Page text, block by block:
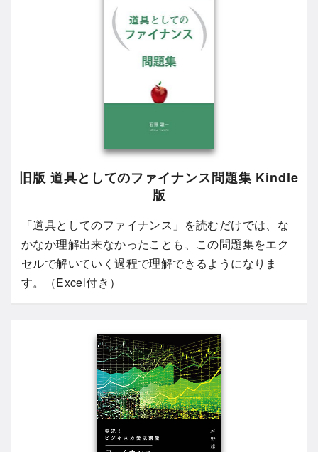
旧版 道具としてのファイナンス問題集 Kindle
版
「道具としてのファイナンス」を読むだけでは、な
かなか理解出来なかったことも、この問題集をエク
セルで解いていく過程で理解できるようになりま
す。（Excel付き）